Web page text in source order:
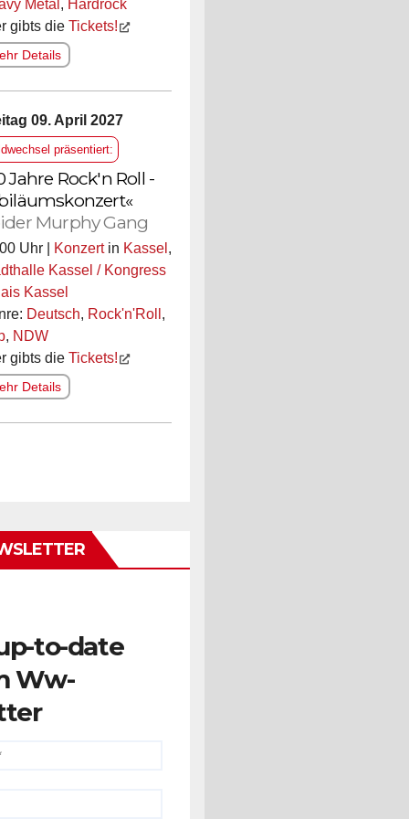
Metal , Hardrock
gibts die Tickets!
Details
09. April 2027
präsentiert:
Jahre Rock'n Roll -
Murphy Gang
Uhr | Konzertin Kassel ,
Kassel / Kongress
Kassel
Deutsch, Rock'n'Roll ,
, NDW
gibts die Tickets!
Details
to-date
Ww-